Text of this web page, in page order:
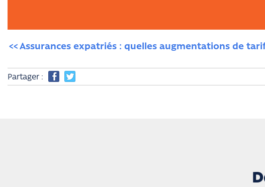
Assurances expatriés : quelles augmentations de
Partager :